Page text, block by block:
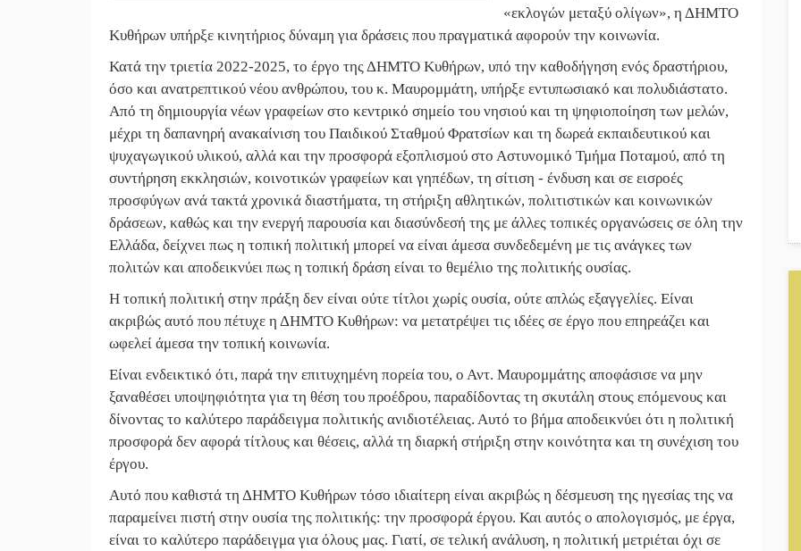
«εκλογών μεταξύ ολίγων», η ΔΗΜΤΟ
Κυθήρων υπήρξε κινητήριος δύναμη για δράσεις που πραγματικά αφορούν την κοινωνία.
Κατά την τριετία 2022-2025, το έργο της ΔΗΜΤΟ Κυθήρων, υπό την καθοδήγηση ενός δραστήριου,
όσο και ανατρεπτικού νέου ανθρώπου, του κ. Μαυρομμάτη, υπήρξε εντυπωσιακό και πολυδιάστατο.
Από τη δημιουργία νέων γραφείων στο κεντρικό σημείο του νησιού και τη ψηφιοποίηση των μελών,
μέχρι τη δαπανηρή ανακαίνιση του Παιδικού Σταθμού Φρατσίων και τη δωρεά εκπαιδευτικού και
ψυχαγωγικού υλικού, αλλά και την προσφορά εξοπλισμού στο Αστυνομικό Τμήμα Ποταμού, από τη
συντήρηση εκκλησιών, κοινοτικών γραφείων και γηπέδων, τη σίτιση - ένδυση και σε εισροές
προσφύγων ανά τακτά χρονικά διαστήματα, τη στήριξη αθλητικών, πολιτιστικών και κοινωνικών
δράσεων, καθώς και την ενεργή παρουσία και διασύνδεσή της με άλλες τοπικές οργανώσεις σε όλη την
Ελλάδα, δείχνει πως η τοπική πολιτική μπορεί να είναι άμεσα συνδεδεμένη με τις ανάγκες των
πολιτών και αποδεικνύει πως η τοπική δράση είναι το θεμέλιο της πολιτικής ουσίας.
Η τοπική πολιτική στην πράξη δεν είναι ούτε τίτλοι χωρίς ουσία, ούτε απλώς εξαγγελίες. Είναι
ακριβώς αυτό που πέτυχε η ΔΗΜΤΟ Κυθήρων: να μετατρέψει τις ιδέες σε έργο που επηρεάζει και
ωφελεί άμεσα την τοπική κοινωνία.
Είναι ενδεικτικό ότι, παρά την επιτυχημένη πορεία του, ο Αντ. Μαυρομμάτης αποφάσισε να μην
ξαναθέσει υποψηφιότητα για τη θέση του προέδρου, παραδίδοντας τη σκυτάλη στους επόμενους και
δίνοντας το καλύτερο παράδειγμα πολιτικής ανιδιοτέλειας. Αυτό το βήμα αποδεικνύει ότι η πολιτική
προσφορά δεν αφορά τίτλους και θέσεις, αλλά τη διαρκή στήριξη στην κοινότητα και τη συνέχιση του
έργου.
Αυτό που καθιστά τη ΔΗΜΤΟ Κυθήρων τόσο ιδιαίτερη είναι ακριβώς η δέσμευση της ηγεσίας της να
παραμείνει πιστή στην ουσία της πολιτικής: την προσφορά έργου. Και αυτός ο απολογισμός, με έργα,
είναι το καλύτερο παράδειγμα για όλους μας. Γιατί, σε τελική ανάλυση, η πολιτική μετριέται όχι σε